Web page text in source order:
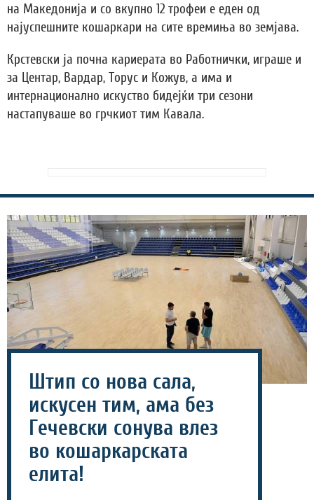
на Македонија и со вкупно 12 трофеи е еден од
најуспешните кошаркари на сите времиња во земјава.
Крстевски ја почна кариерата во Работнички, играше и
за Центар, Вардар, Торус и Кожув, а има и
интернационално искуство бидејќи три сезони
настапуваше во грчкиот тим Кавала.
Штип со нова сала,
искусен тим, ама без
Гечевски сонува влез
во кошаркарската
елита!